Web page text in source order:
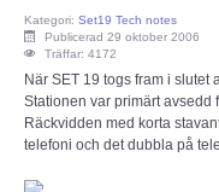
Kategori: Set19 Tech notes
Publicerad 29 oktober 2006
Träffar: 4172
När SET 19 togs fram i
Stationen var primärt avsedd
Räckvidden med korta
telefoni och det dubbla på